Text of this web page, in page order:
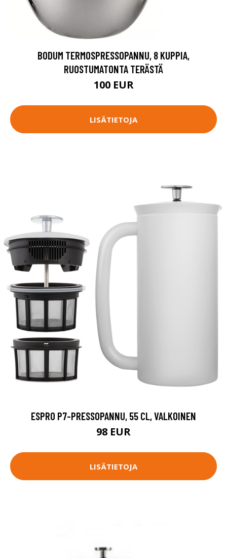
BODUM TERMOSPRESSOPANNU, 8 KUPPIA,
RUOSTUMATONTA TERÄSTÄ
100 EUR
LISÄTIETOJA
ESPRO P7-PRESSOPANNU, 55 CL, VALKOINEN
98 EUR
LISÄTIETOJA